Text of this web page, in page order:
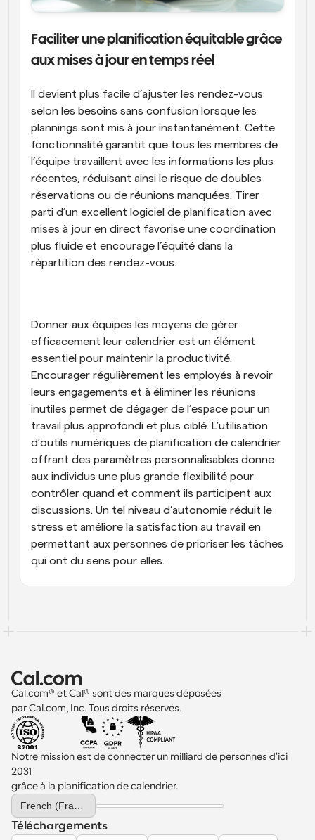
Faciliter une planification équitable grâce
aux mises à jour en temps réel
Il devient plus facile d’ajuster les rendez-vous
selon les besoins sans confusion lorsque les
plannings sont mis à jour instantanément. Cette
fonctionnalité garantit que tous les membres de
l’équipe travaillent avec les informations les plus
récentes, réduisant ainsi le risque de doubles
réservations ou de réunions manquées. Tirer
parti d’un excellent logiciel de planification avec
mises à jour en direct favorise une coordination
plus fluide et encourage l’équité dans la
répartition des rendez-vous.
Donner aux équipes les moyens de gérer
efficacement leur calendrier est un élément
essentiel pour maintenir la productivité.
Encourager régulièrement les employés à revoir
leurs engagements et à éliminer les réunions
inutiles permet de dégager de l’espace pour un
travail plus approfondi et plus ciblé. L’utilisation
d’outils numériques de planification de calendrier
offrant des paramètres personnalisables donne
aux individus une plus grande flexibilité pour
contrôler quand et comment ils participent aux
discussions. Un tel niveau d’autonomie réduit le
stress et améliore la satisfaction au travail en
permettant aux personnes de prioriser les tâches
qui ont du sens pour elles.
Cal.com® et Cal® sont des marques déposées
par Cal.com, Inc. Tous droits réservés.
Notre mission est de connecter un milliard de personnes d'ici
2031
grâce à la planification de calendrier.
Select Language
Téléchargements